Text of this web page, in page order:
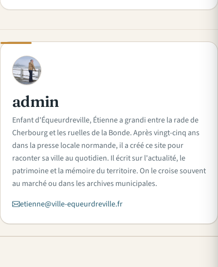
A
admin
Enfant d'Équeurdreville, Étienne a grandi entre la rade de
Cherbourg et les ruelles de la Bonde. Après vingt-cinq ans
dans la presse locale normande, il a créé ce site pour
raconter sa ville au quotidien. Il écrit sur l'actualité, le
patrimoine et la mémoire du territoire. On le croise souvent
au marché ou dans les archives municipales.
etienne@ville-equeurdreville.fr